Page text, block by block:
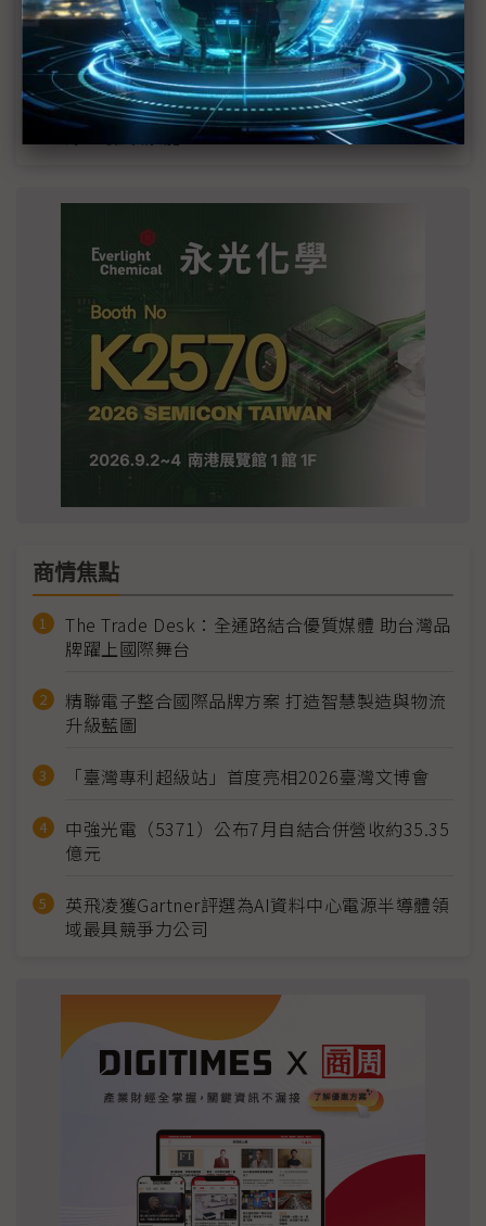
SpaceX晶片採購大轉向 Elon Musk捨超微全面
採用NVIDIA
光進銅退更明確？ 聯發科估SerDes 448G為銅
線「最終戰場」
商情焦點
The Trade Desk：全通路結合優質媒體 助台灣品
牌躍上國際舞台
精聯電子整合國際品牌方案 打造智慧製造與物流
升級藍圖
「臺灣專利超級站」首度亮相2026臺灣文博會
中強光電（5371）公布7月自結合併營收約35.35
億元
英飛凌獲Gartner評選為AI資料中心電源半導體領
域最具競爭力公司